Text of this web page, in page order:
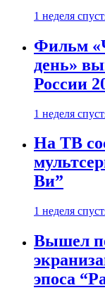
1 неделя
Фильм
день»
России
1 неделя
На ТВ
Ви”
1 неделя
Вышел
эпоса